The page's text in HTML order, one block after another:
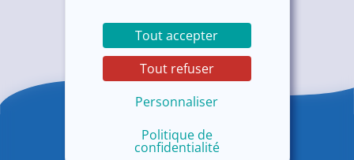
Tout accepter
Tout refuser
Personnaliser
Politique de
confidentialité